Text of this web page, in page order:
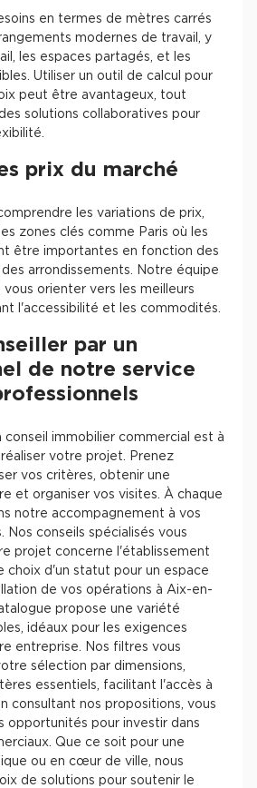
en termes de mètres carrés
modernes de travail, y
les espaces partagés, et les
Utiliser un outil de calcul pour
peut être avantageux, tout
solutions collaboratives pour
prix du marché
les variations de prix,
zones clés comme Paris où les
être importantes en fonction des
arrondissements. Notre équipe
orienter vers les meilleurs
l'accessibilité et les commodités.
par un
de notre service
immobilier commercial est à
votre projet. Prenez
vos critères, obtenir une
et organiser vos visites. À chaque
notre accompagnement à vos
Nos conseils spécialisés vous
projet concerne l'établissement
choix d'un statut pour un espace
de vos opérations à Aix-en-
propose une variété
idéaux pour les exigences
entreprise. Nos filtres vous
sélection par dimensions,
essentiels, facilitant l'accès à
consultant nos propositions, vous
opportunités pour investir dans
Que ce soit pour une
ou en cœur de ville, nous
de solutions pour soutenir le